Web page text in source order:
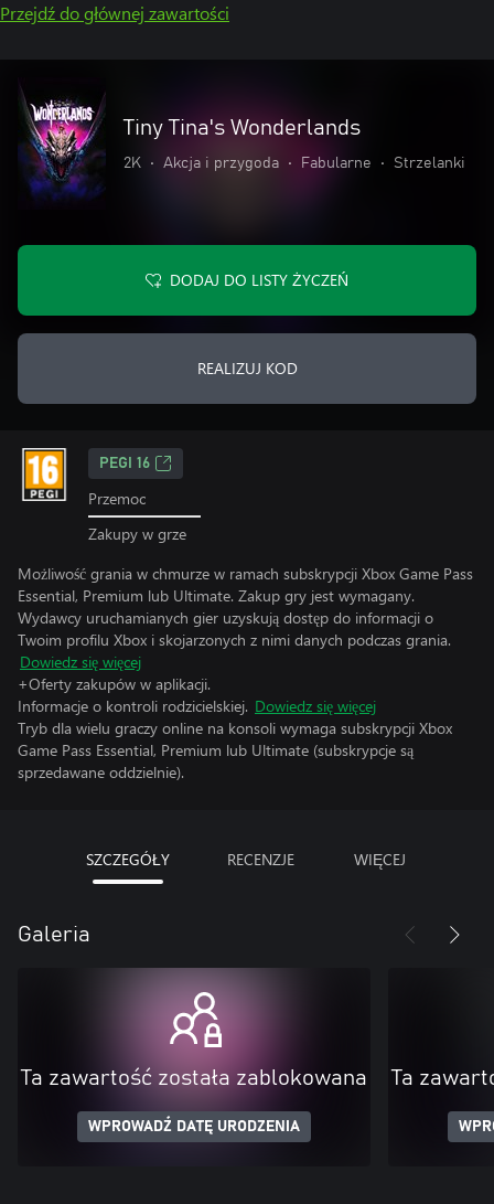
Przejdź do głównej zawartości
Tiny Tina's Wonderlands
2K • Akcja i przygoda • Fabularne • Strzelanki
DODAJ DO LISTY ŻYCZEŃ
REALIZUJ KOD
PEGI 16
Przemoc
Zakupy w grze
Możliwość grania w chmurze w ramach subskrypcji Xbox Game Pass
Essential, Premium lub Ultimate. Zakup gry jest wymagany.
Wydawcy uruchamianych gier uzyskują dostęp do informacji o
Twoim profilu Xbox i skojarzonych z nimi danych podczas grania.
Dowiedz się więcej
+Oferty zakupów w aplikacji.
Informacje o kontroli rodzicielskiej. Dowiedz się więcej
Tryb dla wielu graczy online na konsoli wymaga subskrypcji Xbox
Game Pass Essential, Premium lub Ultimate (subskrypcje są
sprzedawane oddzielnie).
SZCZEGÓŁY RECENZJE WIĘCEJ
Galeria
Ta zawartość została zablokowana
WPROWADŹ DATĘ URODZENIA
Ta